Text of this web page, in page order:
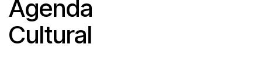
Agenda
Cultural